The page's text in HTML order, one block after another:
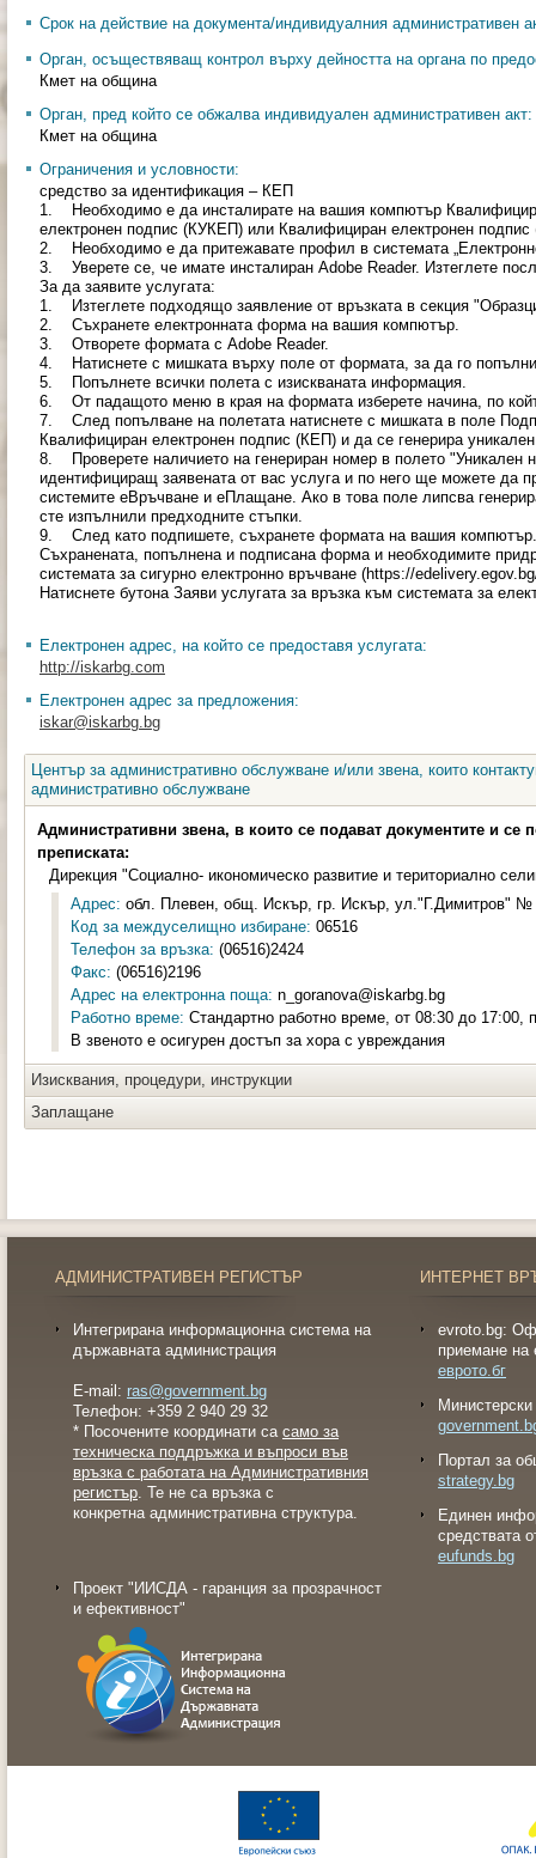
Срок на действие на документа/индивидуалния административен
Орган, осъществяващ контрол върху дейността на органа по
Кмет на община
Орган, пред който се обжалва индивидуален административен акт:
Кмет на община
Ограничения и условности:
средство за идентификация – КЕП
1. Необходимо е да инсталирате на вашия компютър
електронен подпис (КУКЕП) или Квалифициран електронен
2. Необходимо е да притежавате профил в системата
3. Уверете се, че имате инсталиран Adobe Reader. Изтеглете
За да заявите услугата:
1. Изтеглете подходящо заявление от връзката в секция
2. Съхранете електронната форма на вашия компютър.
3. Отворете формата с Adobe Reader.
4. Натиснете с мишката върху поле от формата, за да го
5. Попълнете всички полета с изискваната информация.
6. От падащото меню в края на формата изберете начина, по
7. След попълване на полетата натиснете с мишката в поле
Квалифициран електронен подпис (КЕП) и да се генерира
8. Проверете наличието на генериран номер в полето "Уникален
идентифициращ заявената от вас услуга и по него ще можете да
системите еВръчване и еПлащане. Ако в това поле липсва
сте изпълнили предходните стъпки.
9. След като подпишете, съхранете формата на вашия компютър.
Съхранената, попълнена и подписана форма и необходимите
системата за сигурно електронно връчване (https://
Натиснете бутона Заяви услугата за връзка към системата за
Електронен адрес, на който се предоставя услугата:
http://iskarbg.com
Електронен адрес за предложения:
iskar@iskarbg.bg
Център за административно обслужване и/или звена, които
административно обслужване
Административни звена, в които се подават документите и се
преписката:
Дирекция "Социално- икономическо развитие и териториално
Адрес: обл. Плевен, общ. Искър, гр. Искър, ул."Г.Димитров" №
Код за междуселищно избиране: 06516
Телефон за връзка: (06516)2424
Факс: (06516)2196
Адрес на електронна поща: n_goranova@iskarbg.bg
Работно време: Стандартно работно време, от 08:30 до 17:00,
В звеното е осигурен достъп за хора с увреждания
Изисквания, процедури, инструкции
Заплащане
АДМИНИСТРАТИВЕН РЕГИСТЪР
Интегрирана информационна система на
държавната администрация
E-mail: ras@government.bg
Телефон: +359 2 940 29 32
* Посочените координати са само за
техническа поддръжка и въпроси във
връзка с работата на Административния
регистър. Те не са връзка с
конкретна административна структура.
Проект "ИИСДА - гаранция за прозрачност
и ефективност"
ИНТЕРНЕТ
evroto.bg:
приемане на
еврото.бг
Портал за
strategy.bg
Eдинен
средствата
eufunds.bg